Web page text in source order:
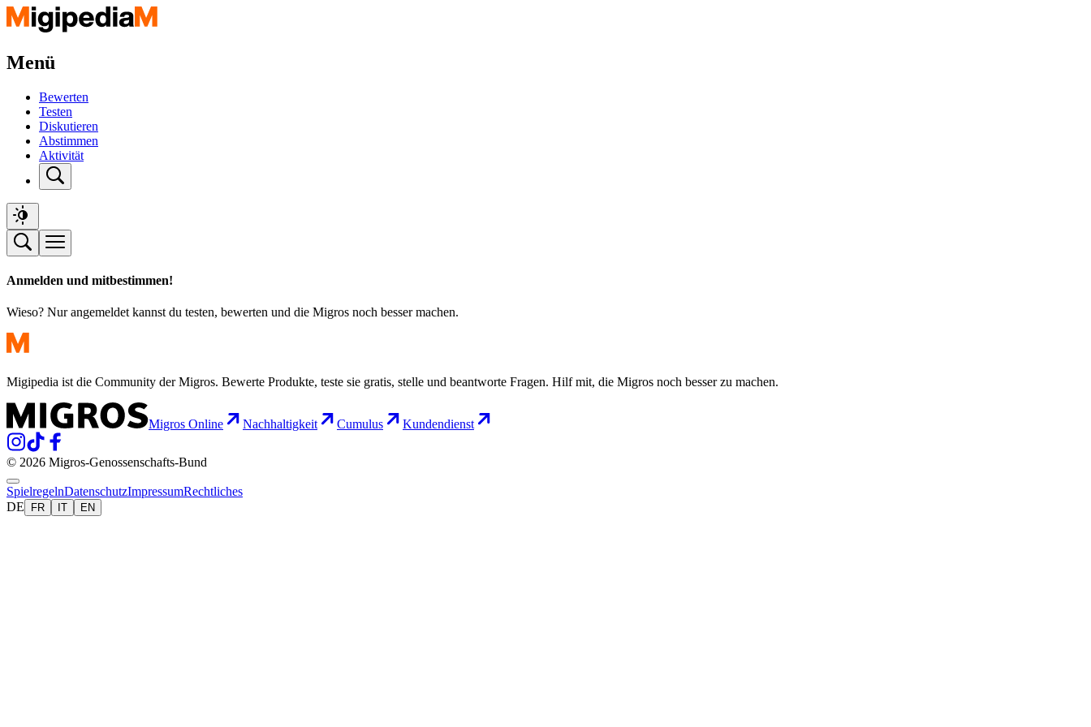
Menü
Bewerten
Testen
Diskutieren
Abstimmen
Aktivität
Anmelden und mitbestimmen!
Wieso? Nur angemeldet kannst du testen, bewerten und die Migros noch besser machen.
Migipedia ist die Community der Migros. Bewerte Produkte, teste sie gratis, stelle und beantworte Fragen. Hilf mit, die Migros noch besser zu machen.
Migros Online Nachhaltigkeit Cumulus Kundendienst
© 2026 Migros-Genossenschafts-Bund
SpielregelnDatenschutzImpressumRechtliches
DE
FR IT EN